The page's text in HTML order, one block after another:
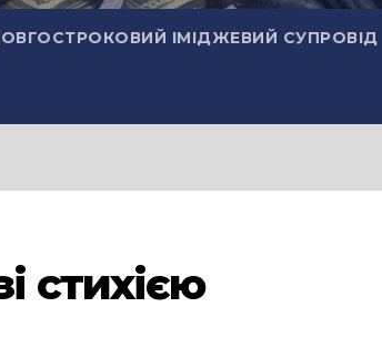
ІМІДЖЕВИЙ СУПРОВІД
стихією